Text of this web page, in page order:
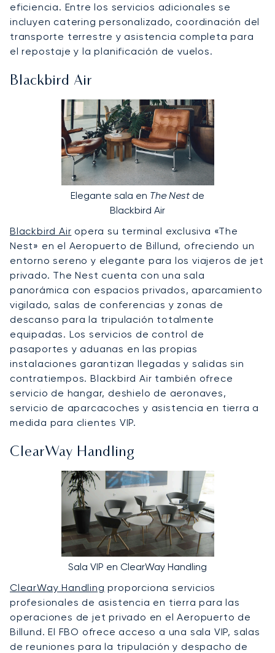
eficiencia. Entre los servicios adicionales se
incluyen catering personalizado, coordinación del
transporte terrestre y asistencia completa para
el repostaje y la planificación de vuelos.
Blackbird Air
Elegante sala en The Nest de
Blackbird Air
Blackbird Air opera su terminal exclusiva «The
Nest» en el Aeropuerto de Billund, ofreciendo un
entorno sereno y elegante para los viajeros de jet
privado. The Nest cuenta con una sala
panorámica con espacios privados, aparcamiento
vigilado, salas de conferencias y zonas de
descanso para la tripulación totalmente
equipadas. Los servicios de control de
pasaportes y aduanas en las propias
instalaciones garantizan llegadas y salidas sin
contratiempos. Blackbird Air también ofrece
servicio de hangar, deshielo de aeronaves,
servicio de aparcacoches y asistencia en tierra a
medida para clientes VIP.
ClearWay Handling
Sala VIP en ClearWay Handling
ClearWay Handling proporciona servicios
profesionales de asistencia en tierra para las
operaciones de jet privado en el Aeropuerto de
Billund. El FBO ofrece acceso a una sala VIP, salas
de reuniones para la tripulación y despacho de